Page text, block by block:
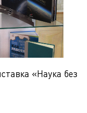
«Наука без